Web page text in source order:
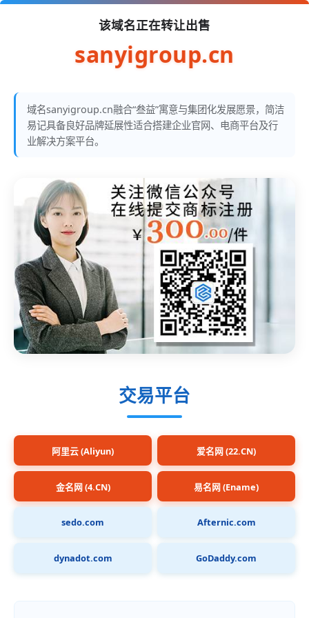
该域名正在转让出售
sanyigroup.cn
域名sanyigroup.cn融合“叁益”寓意与集团化发展愿景，简洁
易记具备良好品牌延展性适合搭建企业官网、电商平台及行
业解决方案平台。
交易平台
阿里云 (Aliyun) 爱名网 (22.CN)
金名网 (4.CN) 易名网 (Ename)
sedo.com Afternic.com
dynadot.com GoDaddy.com